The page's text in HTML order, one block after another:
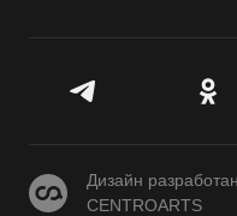
CENTROARTS